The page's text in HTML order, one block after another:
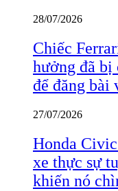
28/07/2026
Chiếc
hưởng đã bị
để đăng bài
27/07/2026
Honda
xe thực sự
khiến nó